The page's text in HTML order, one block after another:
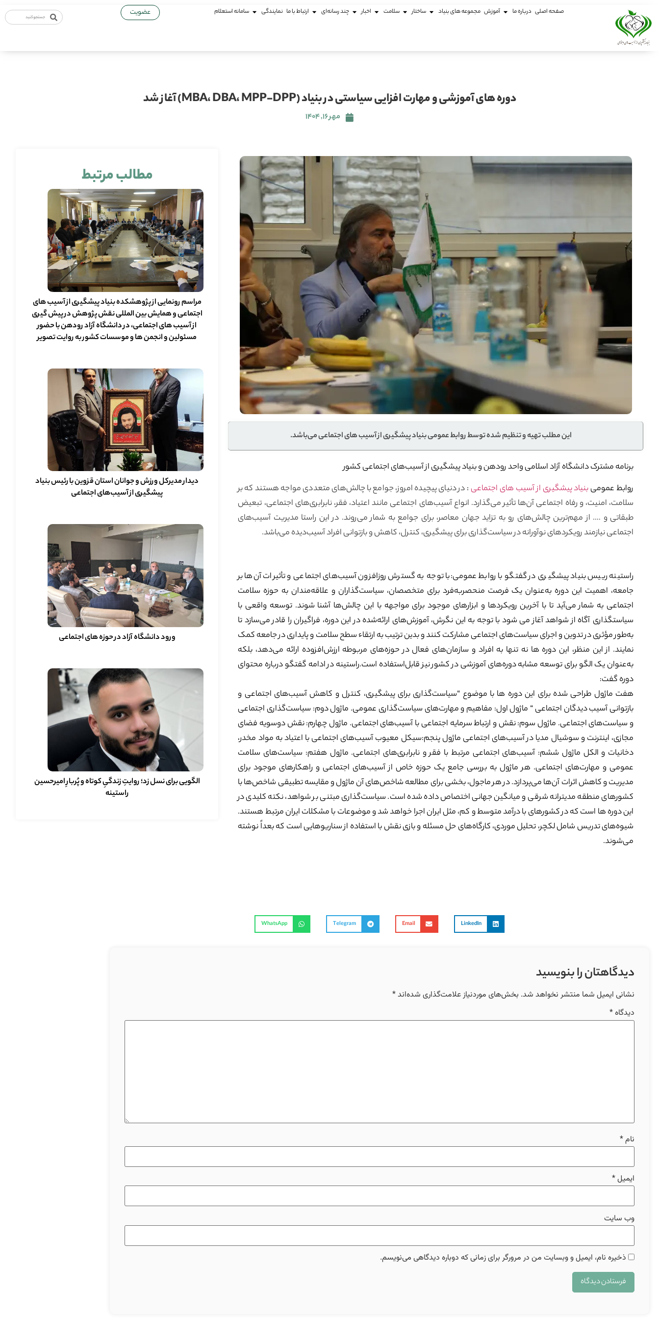
صفحه اصلی درباره ما آموزش مجموعه های بنیاد ساختار سلامت اخبار چند رسانه‌ای ارتباط با ما نمایندگی سامانه استعلام عضویت
دوره های آموزشی و مهارت افزایی سیاستی در بنیاد (MBA، DBA، MPP-DPP) آغاز شد
مهر ۱۶, ۱۴۰۴
این مطلب تهیه و تنظیم شده توسط روابط عمومی بنیاد پیشگیری از آسیب های اجتماعی می‌باشد.
برنامه مشترک دانشگاه آزاد اسلامی واحد رودهن و بنیاد پیشگیری از آسیب‌های اجتماعی کشور
روابط عمومیبنیاد پیشگیری از آسیب های اجتماعی :در دنیای پیچیده امروز، جوامع با چالش‌های متعددی مواجه هستند که بر
سلامت، امنیت، و رفاه اجتماعی آن‌ها تأثیر می‌گذارد. انواع آسیب‌های اجتماعی مانند اعتیاد، فقر، نابرابری‌های اجتماعی، تبعیض
طبقاتی و …. از مهم‌ترین چالش‌های رو به تزاید جهان معاصر، برای جوامع به شمار می‌روند. در این راستا مدیریت آسیب‌های
اجتماعی نیازمند رویکردهای نوآورانه در سیاست‌گذاری برای پیشگیری، کنترل، کاهش و بازتوانی افراد آسیب‌دیده می‌باشد.
راستینه رییس بنیاد پیشگیری در گفتگو با روابط عمومی:با توجه به گسترش روزافزون آسیب‌های اجتماعی و تأثیرات آن‌ها بر
جامعه، اهمیت این دوره به‌عنوان یک فرصت منحصربه‌فرد برای متخصصان، سیاست‌گذاران و علاقه‌مندان به حوزه سلامت
اجتماعی به شمار می‌آید تا با آخرین رویکردها و ابزارهای موجود برای مواجهه با این چالش‌ها آشنا شوند. توسعه واقعی با
سیاستگذاری آگاه از شواهد آغاز می شود با توجه به این نگرش، آموزش‌های ارائه‌شده در این دوره، فراگیران را قادر می‌سازد تا
به‌طور مؤثری در تدوین و اجرای سیاست‌های اجتماعی مشارکت کنند و بدین ترتیب به ارتقاء سطح سلامت و پایداری در جامعه کمک
نمایند. از این منظر، این دوره ها نه تنها به افراد و سازمان‌های فعال در حوزه‌های مربوطه ارزش‌افزوده ارائه می‌دهد، بلکه
به‌عنوان یک الگو برای توسعه مشابه دوره‌های آموزشی در کشور نیز قابل‌استفاده است.راستینه در ادامه گفتگو درباره محتوای
دوره گفت:
هفت ماژول طراحی شده برای این دوره ها با موضوع “سیاست‌گذاری برای پیشگیری، کنترل و کاهش آسیب‌های اجتماعی و
بازتوانی آسیب دیدگان اجتماعی “ ماژول اول: مفاهیم و مهارت‌های سیاست‌گذاری عمومی. ماژول دوم: سیاست‌گذاری اجتماعی
و سیاست‌های اجتماعی. ماژول سوم: نقش و ارتباط سرمایه اجتماعی با آسیب‌های اجتماعی. ماژول چهارم: نقش دوسویه فضای
مجازی، اینترنت و سوشیال مدیا در آسیب‌های اجتماعی ماژول پنجم:سیکل معیوب آسیب‌های اجتماعی با اعتیاد به مواد مخدر،
دخانیات و الکل ماژول ششم: آسیب‌های اجتماعی مرتبط با فقر و نابرابری‌های اجتماعی. ماژول هفتم: سیاست‌های سلامت
عمومی و مهارت‌های اجتماعی. هر ماژول به بررسی جامع یک حوزه خاص از آسیب‌های اجتماعی و راهکارهای موجود برای
مدیریت و کاهش اثرات آن‌ها می‌پردازد. در هر ماجول، بخشی برای مطالعه شاخص‌های آن ماژول و مقایسه تطبیقی شاخص‌ها با
کشورهای منطقه مدیترانه شرقی و میانگین جهانی اختصاص داده شده است. سیاست‌گذاری مبتنی بر شواهد، نکته کلیدی در
این دوره ها است که در کشورهای با درآمد متوسط و کم، مثل ایران اجرا خواهد شد و موضوعات با مشکلات ایران مرتبط هستند.
شیوه‌های تدریس شامل لکچر، تحلیل موردی، کارگاه‌های حل مسئله و بازی نقش با استفاده از سناریوهایی است که بعداً نوشته
می‌شوند.
مطالب مرتبط
مراسم رونمایی از پژوهشکده بنیاد پیشگیری از آسیب های
اجتماعی و همایش بین المللی نقش پژوهش در پیش گیری
از آسیب های اجتماعی، در دانشگاه آزاد رودهن با حضور
مسئولین و انجمن ها و موسسات کشور به روایت تصویر
دیدار مدیرکل ورزش و جوانان استان قزوین با رئیس بنیاد
پیشگیری از آسیب‌های اجتماعی
ورود دانشگاه آزاد در حوزه های اجتماعی
الگویی برای نسل زد؛ روایتِ زندگیِ کوتاه و پُربارِ امیرحسین
راستینه
LinkedIn
Email
Telegram
WhatsApp
دیدگاهتان را بنویسید
نشانی ایمیل شما منتشر نخواهد شد. بخش‌های موردنیاز علامت‌گذاری شده‌اند*
دیدگاه*
نام*
ایمیل*
وب‌ سایت
ذخیره نام، ایمیل و وبسایت من در مرورگر برای زمانی که دوباره دیدگاهی می‌نویسم.